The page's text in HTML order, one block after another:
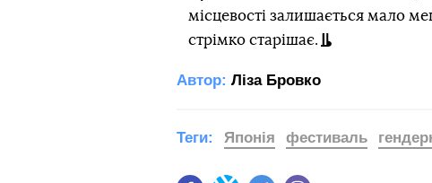
місцевості залишається мало
стрімко старішає.
Автор: Ліза Бровко
Теги: Японія фестиваль